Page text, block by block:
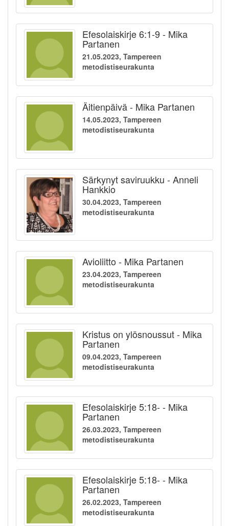
Efesolaiskirje 6:1-9 - Mika
Partanen
21.05.2023, Tampereen
metodistiseurakunta
Äitienpäivä - Mika Partanen
14.05.2023, Tampereen
metodistiseurakunta
Särkynyt saviruukku - Anneli
Hankkio
30.04.2023, Tampereen
metodistiseurakunta
Avioliitto - Mika Partanen
23.04.2023, Tampereen
metodistiseurakunta
Kristus on ylösnoussut - Mika
Partanen
09.04.2023, Tampereen
metodistiseurakunta
Efesolaiskirje 5:18- - Mika
Partanen
26.03.2023, Tampereen
metodistiseurakunta
Efesolaiskirje 5:18- - Mika
Partanen
26.02.2023, Tampereen
metodistiseurakunta